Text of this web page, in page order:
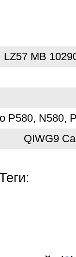
LZ57 MB
P580, N580,
QIWG9